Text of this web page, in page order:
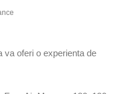
va oferi o experienta de